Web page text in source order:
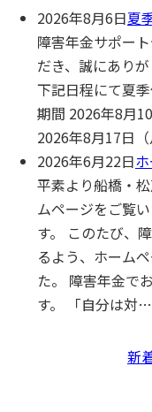
2026年8月6日夏
障害年⾦サポー
だき、誠にあり
下記日程にて夏
期間 2026年8月
2026年8月17日
2026年6月22日
平素より船橋・
ムページをご覧
す。 このたび、
るよう、ホーム
た。 障害年⾦で
す。 「⾃分は対…
新